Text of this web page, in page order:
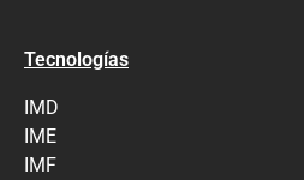
Tecnologías
IMD
IME
IMF